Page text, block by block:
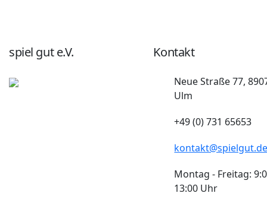
spiel gut e.V. Kontakt
Neue Straße 77,
Ulm
+49 (0) 731 65653
Montag - Freitag:
13:00 Uhr